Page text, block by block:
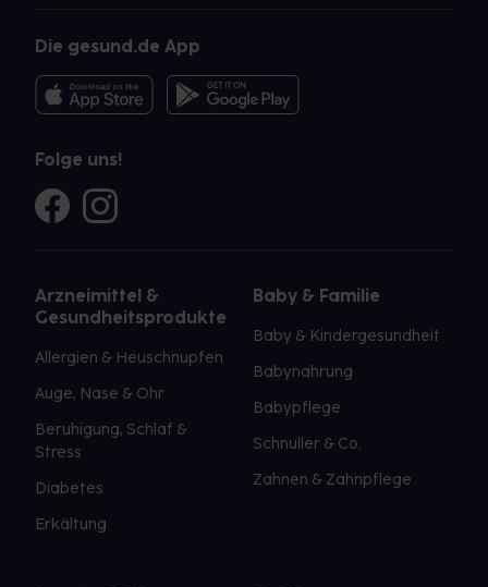
Die gesund.de App
Folge uns!
Arzneimittel &
Gesundheitsprodukte
Allergien & Heuschnupfen
Auge, Nase & Ohr
Beruhigung, Schlaf &
Stress
Diabetes
Erkältung
Baby & Familie
Baby & Kindergesundheit
Babynahrung
Babypflege
Schnuller & Co.
Zahnen & Zahnpflege